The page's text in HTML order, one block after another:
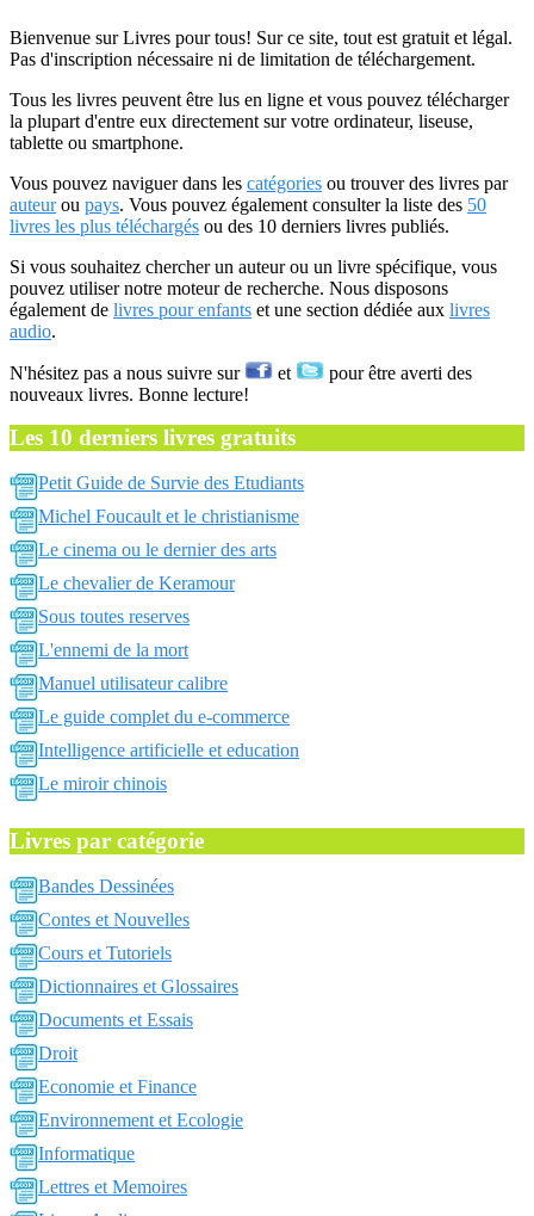
Bienvenue sur Livres pour tous! Sur ce site, tout est gratuit et légal.
Pas d'inscription nécessaire ni de limitation de téléchargement.
Tous les livres peuvent être lus en ligne et vous pouvez télécharger
la plupart d'entre eux directement sur votre ordinateur, liseuse,
tablette ou smartphone.
Vous pouvez naviguer dans les catégories ou trouver des livres par
auteurou pays. Vous pouvez également consulter la liste des 50
livres les plus téléchargés ou des 10 derniers livres publiés.
Si vous souhaitez chercher un auteur ou un livre spécifique, vous
pouvez utiliser notre moteur de recherche. Nous disposons
également de livres pour enfants et une section dédiée aux livres
audio.
N'hésitez pas a nous suivre sur et
pour être averti des
nouveaux livres. Bonne lecture!
Les 10 derniers livres gratuits
Petit Guide de Survie des Etudiants
Michel Foucault et le christianisme
Le cinema ou le dernier des arts
Le chevalier de Keramour
Sous toutes reserves
L'ennemi de la mort
Manuel utilisateur calibre
Le guide complet du e-commerce
Intelligence artificielle et education
Le miroir chinois
Livres par catégorie
Bandes Dessinées
Contes et Nouvelles
Cours et Tutoriels
Dictionnaires et Glossaires
Documents et Essais
Droit
Economie et Finance
Environnement et Ecologie
Informatique
Lettres et Memoires